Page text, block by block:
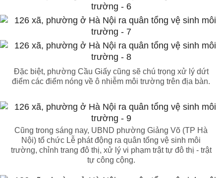
Đặc biệt, phường Cầu Giấy cũng sẽ chú trọng xử lý dứt
điểm các điểm nóng về ô nhiễm môi trường trên địa bàn.
Cũng trong sáng nay, UBND phường Giảng Võ (TP Hà
Nội) tổ chức Lễ phát động ra quân tổng vệ sinh môi
trường, chỉnh trang đô thị, xử lý vi phạm trật tự đô thị - trật
tự công cộng.